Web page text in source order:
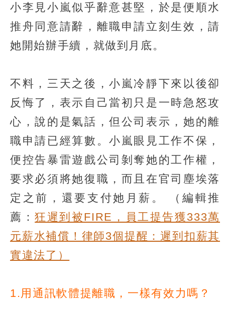
小李見小嵐似乎辭意甚堅，於是便順水
推舟同意請辭，離職申請立刻生效，請
她開始辦手續，就做到月底。
不料，三天之後，小嵐冷靜下來以後卻
反悔了，表示自己當初只是一時急怒攻
心，說的是氣話，但公司表示，她的離
職申請已經算數。小嵐眼見工作不保，
便控告暴雷遊戲公司剝奪她的工作權，
要求必須將她復職，而且在官司塵埃落
定之前，還要支付她月薪。
（編輯推
薦：狂遲到被FIRE，員工提告獲333萬
元薪水補償！律師3個提醒：遲到扣薪其
實違法了）
1.用通訊軟體提離職，一樣有效力嗎？